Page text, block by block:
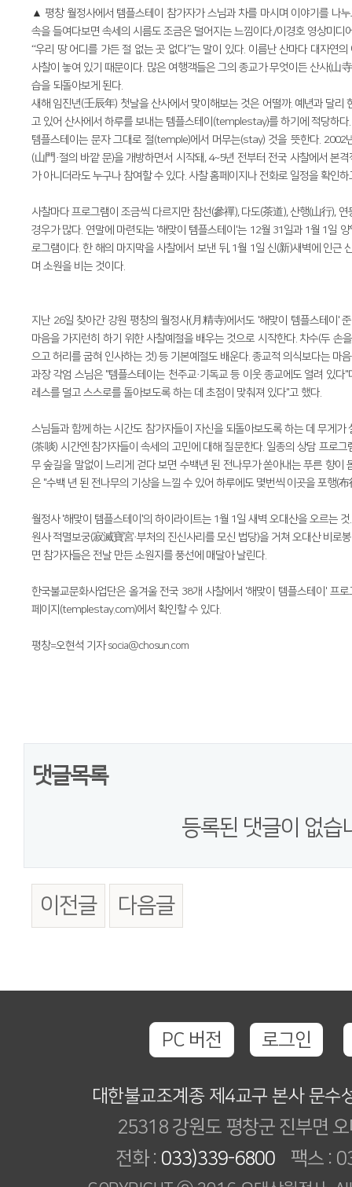
▲ 평창 월정사에서 템플스테이 참가자가 스님과 차를 마시며 이야기를 나
속을 들여다보면 속세의 시름도 조금은 덜어지는 느낌이다./이경호 영상미
“우리 땅 어디를 가든 절 없는 곳 없다”는 말이 있다. 이름난 산마다 대자연
사찰이 놓여 있기 때문이다. 많은 여행객들은 그의 종교가 무엇이든 산사(山
습을 되돌아보게 된다.
새해 임진년(壬辰年) 첫날을 산사에서 맞이해보는 것은 어떨까. 예년과 달리
고 있어 산사에서 하루를 보내는 템플스테이(templestay)를 하기에 적당하다.
템플스테이는 문자 그대로 절(temple)에서 머무는(stay) 것을 뜻한다. 2002
(山門·절의 바깥 문)을 개방하면서 시작돼, 4~5년 전부터 전국 사찰에서 본
가 아니더라도 누구나 참여할 수 있다. 사찰 홈페이지나 전화로 일정을 확인하
사찰마다 프로그램이 조금씩 다르지만 참선(參禪), 다도(茶道), 산행(山行),
경우가 많다. 연말에 마련되는 '해맞이 템플스테이'는 12월 31일과 1월 1일
로그램이다. 한 해의 마지막을 사찰에서 보낸 뒤, 1월 1일 신(新)새벽에 인근
며 소원을 비는 것이다.
지난 26일 찾아간 강원 평창의 월정사(月精寺)에서도 '해맞이 템플스테이'
마음을 가지런히 하기 위한 사찰예절을 배우는 것으로 시작한다. 차수(두 손
으고 허리를 굽혀 인사하는 것) 등 기본예절도 배운다. 종교적 의식보다는 마
과장 각엄 스님은 "템플스테이는 천주교·기독교 등 이웃 종교에도 열려 있다
레스를 덜고 스스로를 돌아보도록 하는 데 초점이 맞춰져 있다"고 했다.
스님들과 함께 하는 시간도 참가자들이 자신을 되돌아보도록 하는 데 무게가
(茶啖) 시간엔 참가자들이 속세의 고민에 대해 질문한다. 일종의 상담 프로
무 숲길을 말없이 느리게 걷다 보면 수백년 된 전나무가 쏟아내는 푸른 향이
은 "수백 년 된 전나무의 기상을 느낄 수 있어 하루에도 몇번씩 이곳을 포행(
월정사 '해맞이 템플스테이'의 하이라이트는 1월 1일 새벽 오대산을 오르는
원사 적멸보궁(寂滅寶宮·부처의 진신사리를 모신 법당)을 거쳐 오대산 비로
면 참가자들은 전날 만든 소원지를 풍선에 매달아 날린다.
한국불교문화사업단은 올겨울 전국 38개 사찰에서 '해맞이 템플스테이' 프
페이지(templestay.com)에서 확인할 수 있다.
평창=오현석 기자 socia@chosun.com
댓글목록
등록된 댓글이 없습
이전글 다음글
PC 버전 로그인
대한불교조계종 제4교구 본사 문수
25318 강원도 평창군 진부면
전화 : 033)339-6800 팩스 :